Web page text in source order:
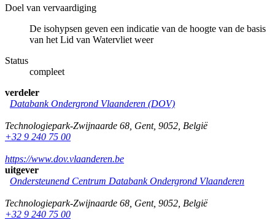
Doel van vervaardiging
De isohypsen geven een indicatie van de hoogte van de basis
van het Lid van Watervliet weer
Status
compleet
verdeler
Databank Ondergrond Vlaanderen (DOV)
Technologiepark-Zwijnaarde 68 Gent, 9052 België
+32 9 240 75 00
https://www.dov.vlaanderen.be
uitgever
Ondersteunend Centrum Databank Ondergrond Vlaanderen
Technologiepark-Zwijnaarde 68 Gent, 9052 België
+32 9 240 75 00